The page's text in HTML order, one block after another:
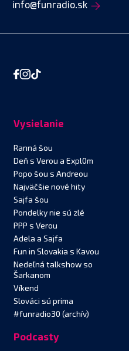
info@funradio.sk
Vysielanie
Ranná šou
Deň s Verou a Expl0m
Popo šou s Andreou
Najväčšie nové hity
Sajfa šou
Pondelky nie sú zlé
PPP s Verou
Adela a Sajfa
Fun in Slovakia s Kavou
Nedeľná talkshow so
Šarkanom
Víkend
Slováci sú prima
#funradio30 (archív)
Podcasty